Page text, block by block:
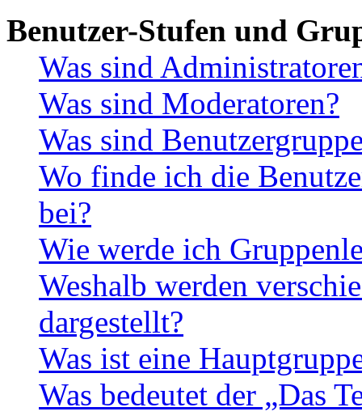
Benutzer-Stufen und
Was sind
Was sind Moderatoren?
Was sind
Wo finde ich die
bei?
Wie werde ich
Weshalb werden
dargestellt?
Was ist eine
Was bedeutet der „Das